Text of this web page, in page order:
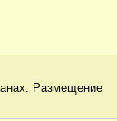
Размещение